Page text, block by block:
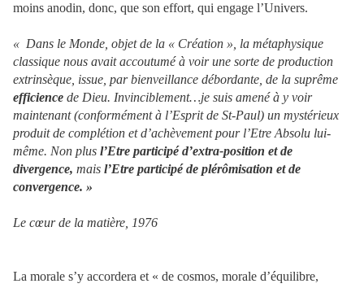
moins anodin, donc, que son effort, qui engage l’Univers.
« Dans le Monde, objet de la « Création », la métaphysique
classique nous avait accoutumé à voir une sorte de production
extrinsèque, issue, par bienveillance débordante, de la suprême
efficience de Dieu. Invinciblement…je suis amené à y voir
maintenant (conformément à l’Esprit de St-Paul) un mystérieux
produit de complétion et d’achèvement pour l’Etre Absolu lui-
même. Non plus l’Etre participé d’extra-position et de
divergence, mais l’Etre participé de plérômisation et de
convergence. »
Le cœur de la matière, 1976
La morale s’y accordera et « de cosmos, morale d’équilibre,